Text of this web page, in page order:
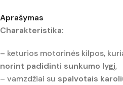
Aprašymas
Charakteristika:
– keturios motorinės kilpos,
norint padidinti sunkumo lygį,
– vamzdžiai su spalvotais